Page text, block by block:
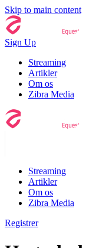
Skip to main content
Sign Up
Streaming
Artikler
Om os
Zibra Media
Streaming
Artikler
Om os
Zibra Media
Registrer